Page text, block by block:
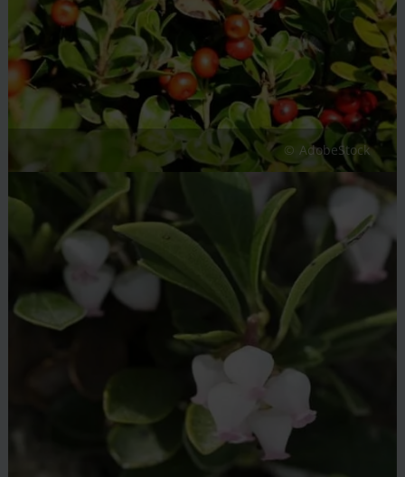
AdobeStock